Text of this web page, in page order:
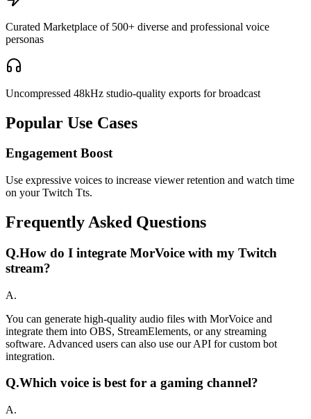
Curated Marketplace of 500+ diverse and professional voice
personas
Uncompressed 48kHz studio-quality exports for broadcast
Popular Use Cases
Engagement Boost
Use expressive voices to increase viewer retention and watch time
on your Twitch Tts.
Frequently Asked Questions
Q.How do I integrate MorVoice with my Twitch
stream?
A.
You can generate high-quality audio files with MorVoice and
integrate them into OBS, StreamElements, or any streaming
software. Advanced users can also use our API for custom bot
integration.
Q.Which voice is best for a gaming channel?
A.